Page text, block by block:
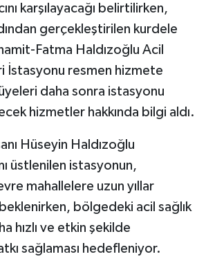
karşılayacağı belirtilirken,
gerçekleştirilen kurdele
Fatma Haldızoğlu Acil
İstasyonu resmen hizmete
daha sonra istasyonu
hizmetler hakkında bilgi aldı.
Hüseyin Haldızoğlu
üstlenilen istasyonun,
mahallelere uzun yıllar
bölgedeki acil sağlık
hızlı ve etkin şekilde
sağlaması hedefleniyor.